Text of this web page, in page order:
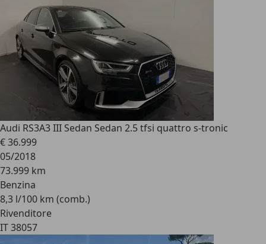
Audi RS3A3 III Sedan Sedan 2.5 tfsi quattro s-tronic
€ 36.999
05/2018
73.999 km
Benzina
8,3 l/100 km (comb.)
Rivenditore
IT 38057